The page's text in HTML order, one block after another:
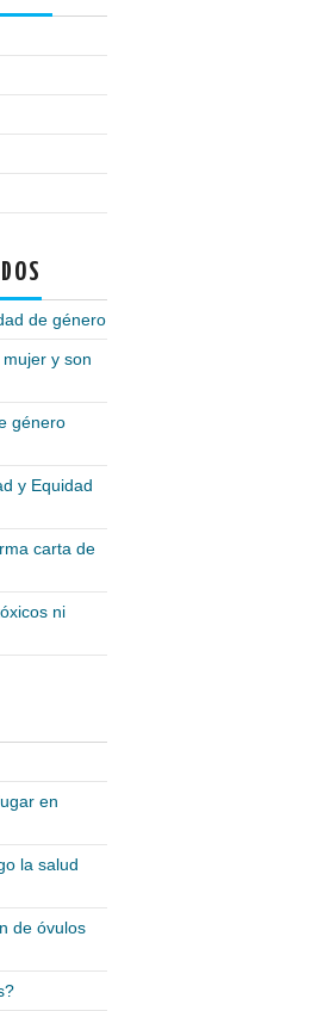
de género
y son
género
y Equidad
carta de
ni
en
la salud
de óvulos